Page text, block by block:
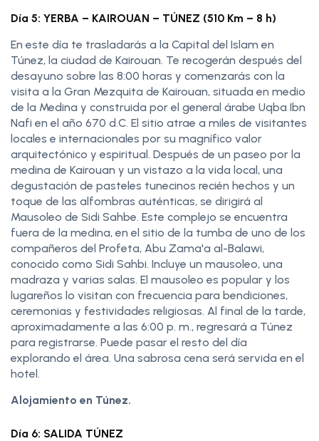
Día 5: YERBA – KAIROUAN – TÚNEZ (510 Km – 8 h)
En este día te trasladarás a la Capital del Islam en
Túnez, la ciudad de Kairouan. Te recogerán después del
desayuno sobre las 8:00 horas y comenzarás con la
visita a la Gran Mezquita de Kairouan, situada en medio
de la Medina y construida por el general árabe Uqba Ibn
Nafi en el año 670 d.C. El sitio atrae a miles de visitantes
locales e internacionales por su magnífico valor
arquitectónico y espiritual. Después de un paseo por la
medina de Kairouan y un vistazo a la vida local, una
degustación de pasteles tunecinos recién hechos y un
toque de las alfombras auténticas, se dirigirá al
Mausoleo de Sidi Sahbe. Este complejo se encuentra
fuera de la medina, en el sitio de la tumba de uno de los
compañeros del Profeta, Abu Zama'a al-Balawi,
conocido como Sidi Sahbi. Incluye un mausoleo, una
madraza y varias salas. El mausoleo es popular y los
lugareños lo visitan con frecuencia para bendiciones,
ceremonias y festividades religiosas. Al final de la tarde,
aproximadamente a las 6:00 p. m., regresará a Túnez
para registrarse. Puede pasar el resto del día
explorando el área. Una sabrosa cena será servida en el
hotel.
Alojamiento en Túnez.
Día 6: SALIDA TÚNEZ